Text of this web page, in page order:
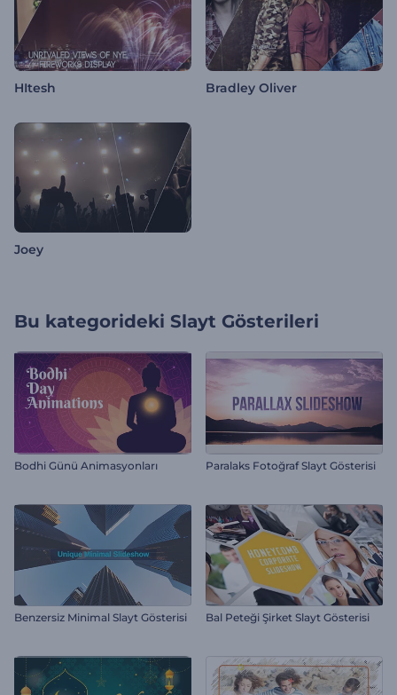
HItesh Bradley Oliver
Joey
Bu kategorideki Slayt Gösterileri
Bodhi Günü Animasyonları Paralaks Fotoğraf Slayt Gösterisi
Benzersiz Minimal Slayt Gösterisi Bal Peteği Şirket Slayt Gösterisi